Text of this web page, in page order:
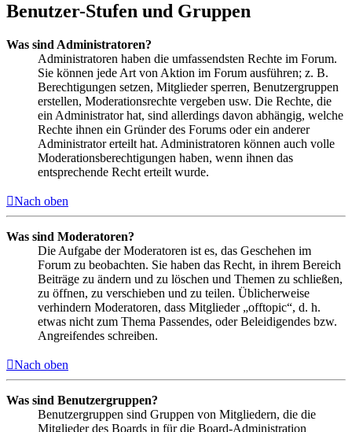
Benutzer-Stufen und Gruppen
Was sind Administratoren?
Administratoren haben die umfassendsten Rechte im Forum.
Sie können jede Art von Aktion im Forum ausführen; z. B.
Berechtigungen setzen, Mitglieder sperren, Benutzergruppen
erstellen, Moderationsrechte vergeben usw. Die Rechte, die
ein Administrator hat, sind allerdings davon abhängig, welche
Rechte ihnen ein Gründer des Forums oder ein anderer
Administrator erteilt hat. Administratoren können auch volle
Moderationsberechtigungen haben, wenn ihnen das
entsprechende Recht erteilt wurde.
Nach oben
Was sind Moderatoren?
Die Aufgabe der Moderatoren ist es, das Geschehen im
Forum zu beobachten. Sie haben das Recht, in ihrem Bereich
Beiträge zu ändern und zu löschen und Themen zu schließen,
zu öffnen, zu verschieben und zu teilen. Üblicherweise
verhindern Moderatoren, dass Mitglieder „offtopic“, d. h.
etwas nicht zum Thema Passendes, oder Beleidigendes bzw.
Angreifendes schreiben.
Nach oben
Was sind Benutzergruppen?
Benutzergruppen sind Gruppen von Mitgliedern, die die
Mitglieder des Boards in für die Board-Administration